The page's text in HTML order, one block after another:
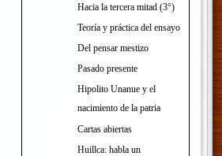
Hacia la tercera mitad (3°)
Teoría y práctica del ensayo
Del pensar mestizo
Pasado presente
Hipolito Unanue y el
nacimiento de la patria
Cartas abiertas
Huillca: habla un